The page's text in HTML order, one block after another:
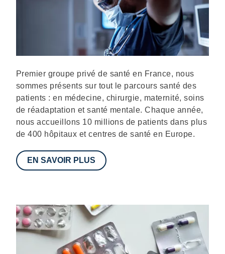
Description
Premier groupe privé de santé en France, nous
sommes présents sur tout le parcours santé des
patients : en médecine, chirurgie, maternité, soins
de réadaptation et santé mentale. Chaque année,
nous accueillons 10 millions de patients dans plus
de 400 hôpitaux et centres de santé en Europe.
EN SAVOIR PLUS